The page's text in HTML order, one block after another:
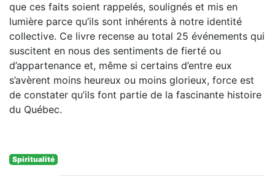
que ces faits soient rappelés, soulignés et mis en
lumière parce qu’ils sont inhérents à notre identité
collective. Ce livre recense au total 25 événements qui
suscitent en nous des sentiments de fierté ou
d’appartenance et, même si certains d’entre eux
s’avèrent moins heureux ou moins glorieux, force est
de constater qu’ils font partie de la fascinante histoire
du Québec.
Spiritualité